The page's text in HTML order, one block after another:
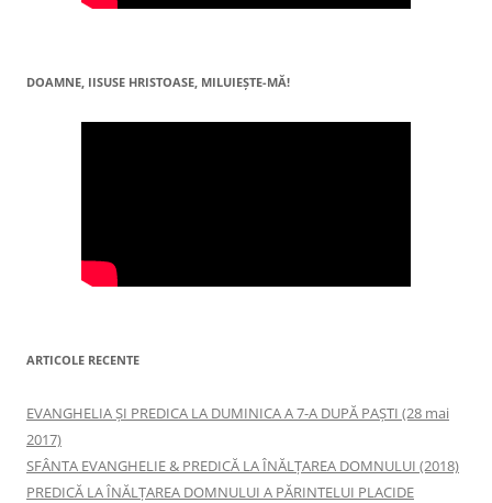
DOAMNE, IISUSE HRISTOASE, MILUIEŞTE-MĂ!
ARTICOLE RECENTE
EVANGHELIA ȘI PREDICA LA DUMINICA A 7-A DUPĂ PAȘTI (28 mai
2017)
SFÂNTA EVANGHELIE & PREDICĂ LA ÎNĂLŢAREA DOMNULUI (2018)
PREDICĂ LA ÎNĂLŢAREA DOMNULUI A PĂRINTELUI PLACIDE